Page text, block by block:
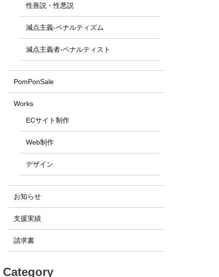
性善説・性悪説
減点主義-ペナルティズム
減点主義者-ペナルティスト
PomPonSale
Works
ECサイト制作
Web制作
デザイン
お知らせ
支援実績
請求書
Category